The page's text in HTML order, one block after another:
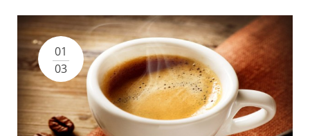
01
03